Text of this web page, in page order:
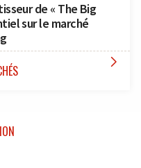
de « The Big
sur le marché
